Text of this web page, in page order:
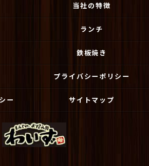
当社の特徴
ランチ
鉄板焼き
プライバシーポリシー
ー サイトマップ